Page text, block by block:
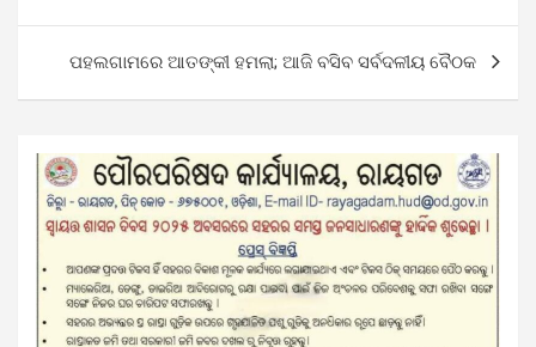
ପହଲଗାମରେ ଆତଙ୍କୀ ହମଲା; ଆଜି ବସିବ ସର୍ବଦଳୀୟ ବୈଠକ